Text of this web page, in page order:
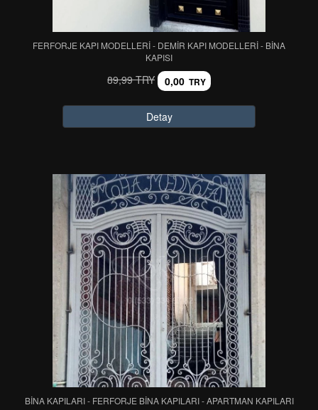
FERFORJE KAPI MODELLERİ - DEMİR KAPI MODELLERİ - BİNA
KAPISI
89,99 TRY 0,00 TRY
Detay
BİNA KAPILARI - FERFORJE BİNA KAPILARI - APARTMAN KAPILARI